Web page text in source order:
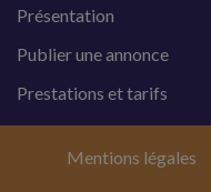
Présentation
Publier une annonce
Prestations et tarifs
Mentions légales